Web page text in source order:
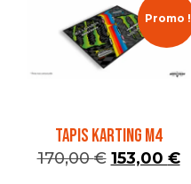
Promo !
TAPIS KARTING M4
170,00€ 153,00 €